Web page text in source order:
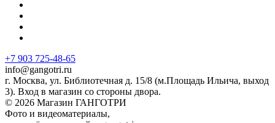
+7 903 725-48-65
info@gangotri.ru
г. Москва, ул. Библиотечная д. 15/8 (м.Площадь Ильича, выход
3). Вход в магазин со стороны двора.
© 2026 Магазин ГАНГОТРИ
Фото и видеоматериалы,